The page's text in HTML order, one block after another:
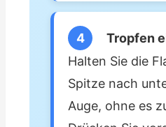
4
Tropfen
Halten Sie die
Spitze nach
Auge, ohne es